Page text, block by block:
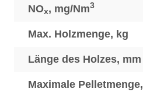
NOx, mg/Nm3
Max. Holzmenge, kg
Länge des Holzes, mm
Maximale Pelletmenge,